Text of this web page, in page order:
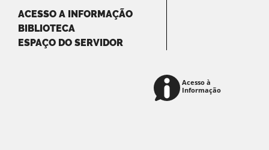
ACESSO A INFORMAÇÃO
BIBLIOTECA
ESPAÇO DO SERVIDOR